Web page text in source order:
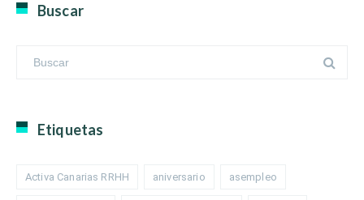
Buscar
Etiquetas
Activa Canarias RRHH aniversario asempleo